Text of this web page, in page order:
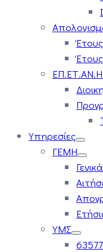
Υπηρεσίες
ΓΕΜΗ
Γενικά
ΥΜΣ